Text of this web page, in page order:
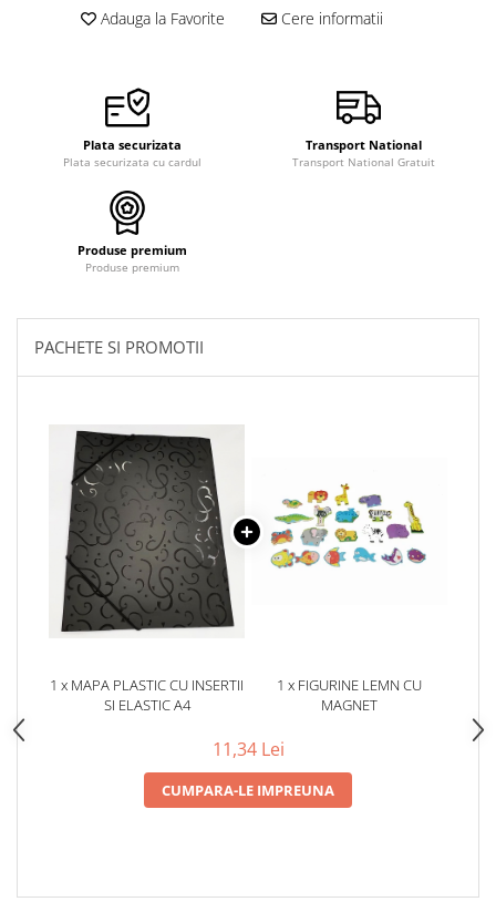
Creative si craft_x000D_
Penare si Borsete
Carti si caiete de colorat 11%
Carti si caiete de colorat 21%
Seturi de joaca doctor
Adauga la Favorite Cere informatii
Plata securizata
Plata securizata cu cardul
Transport National
Transport National Gratuit
Produse premium
Produse premium
PACHETE SI PROMOTII
1 x MAPA PLASTIC CU INSERTII
SI ELASTIC A4
1 x FIGURINE LEMN CU
MAGNET
11,34 Lei
CUMPARA-LE IMPREUNA